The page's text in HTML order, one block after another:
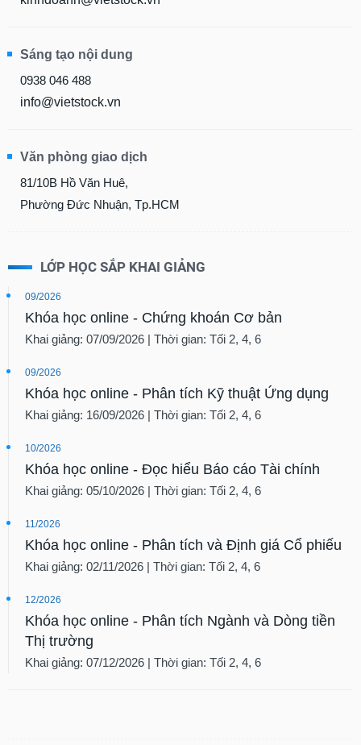
Sáng tạo nội dung
0938 046 488
info@vietstock.vn
Văn phòng giao dịch
81/10B Hồ Văn Huê,
Phường Đức Nhuận, Tp.HCM
LỚP HỌC SẮP KHAI GIẢNG
09/2026
Khóa học online - Chứng khoán Cơ bản
Khai giảng: 07/09/2026 | Thời gian: Tối 2, 4, 6
09/2026
Khóa học online - Phân tích Kỹ thuật Ứng dụng
Khai giảng: 16/09/2026 | Thời gian: Tối 2, 4, 6
10/2026
Khóa học online - Đọc hiểu Báo cáo Tài chính
Khai giảng: 05/10/2026 | Thời gian: Tối 2, 4, 6
11/2026
Khóa học online - Phân tích và Định giá Cổ phiếu
Khai giảng: 02/11/2026 | Thời gian: Tối 2, 4, 6
12/2026
Khóa học online - Phân tích Ngành và Dòng tiền
Thị trường
Khai giảng: 07/12/2026 | Thời gian: Tối 2, 4, 6